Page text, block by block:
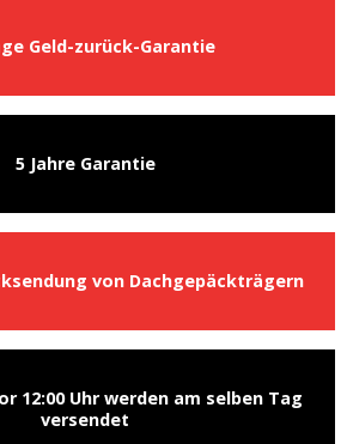
Geld-zurück-Garantie
5 Jahre Garantie
von Dachgepäckträgern
12:00 Uhr werden am selben Tag
versendet